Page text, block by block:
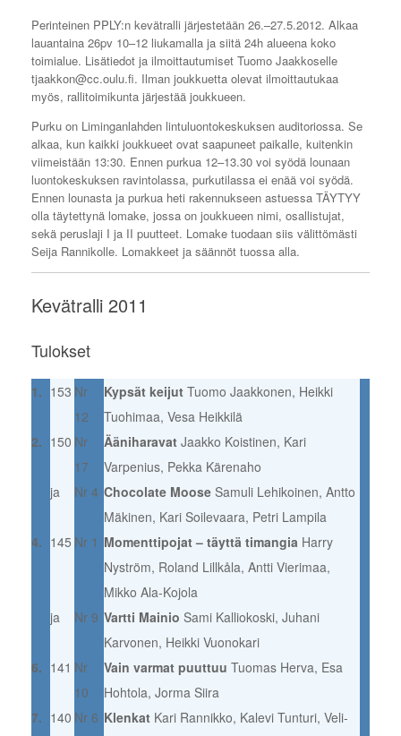
Perinteinen PPLY:n kevätralli järjestetään 26.–27.5.2012. Alkaa
lauantaina 26pv 10–12 liukamalla ja siitä 24h alueena koko
toimialue. Lisätiedot ja ilmoittautumiset Tuomo Jaakkoselle
tjaakkon@cc.oulu.fi. Ilman joukkuetta olevat ilmoittautukaa
myös, rallitoimikunta järjestää joukkueen.
Purku on Liminganlahden lintuluontokeskuksen auditoriossa. Se
alkaa, kun kaikki joukkueet ovat saapuneet paikalle, kuitenkin
viimeistään 13:30. Ennen purkua 12–13.30 voi syödä lounaan
luontokeskuksen ravintolassa, purkutilassa ei enää voi syödä.
Ennen lounasta ja purkua heti rakennukseen astuessa TÄYTYY
olla täytettynä lomake, jossa on joukkueen nimi, osallistujat,
sekä peruslaji I ja II puutteet. Lomake tuodaan siis välittömästi
Seija Rannikolle. Lomakkeet ja säännöt tuossa alla.
Kevätralli 2011
Tulokset
1. 153 Nr
12
Kypsät keijut Tuomo Jaakkonen, Heikki
Tuohimaa, Vesa Heikkilä
2. 150 Nr
17
Ääniharavat Jaakko Koistinen, Kari
Varpenius, Pekka Kärenaho
ja
Nr 4 Chocolate Moose Samuli Lehikoinen, Antto
Mäkinen, Kari Soilevaara, Petri Lampila
4. 145 Nr 1 Momenttipojat – täyttä timangia Harry
Nyström, Roland Lillkåla, Antti Vierimaa,
Mikko Ala-Kojola
ja
Nr 9 Vartti Mainio Sami Kalliokoski, Juhani
Karvonen, Heikki Vuonokari
6. 141 Nr
10
Vain varmat puuttuu Tuomas Herva, Esa
Hohtola, Jorma Siira
7. 140 Nr 6 Klenkat Kari Rannikko, Kalevi Tunturi, Veli-